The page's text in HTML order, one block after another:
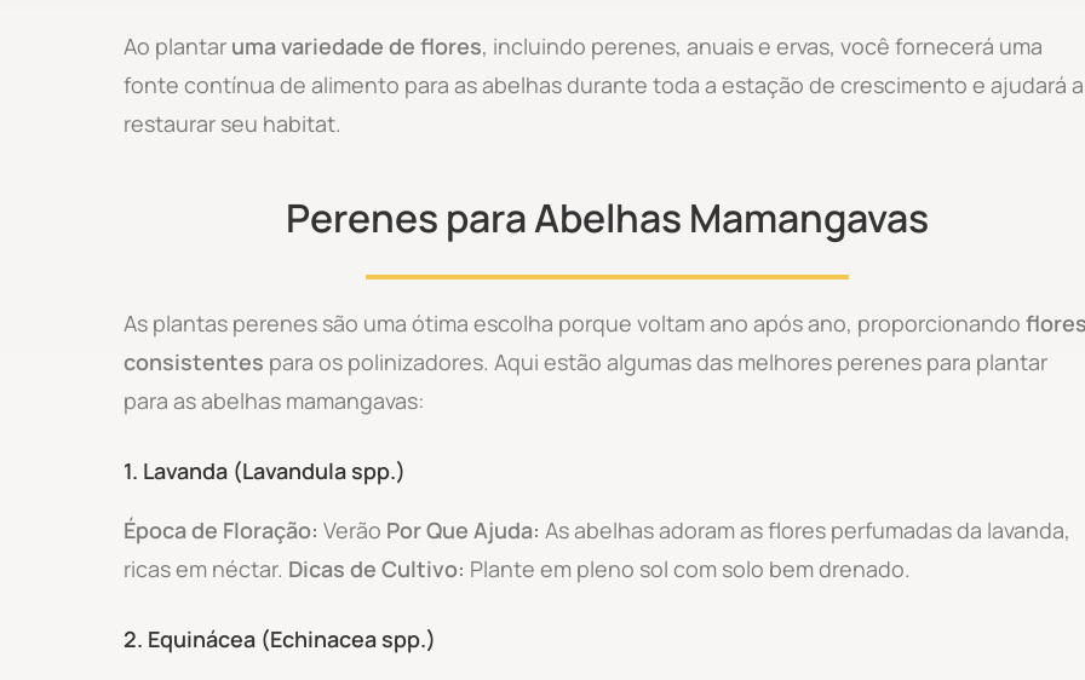
Ao plantar uma variedade de flores, incluindo perenes, anuais e ervas, você fornecerá uma
fonte contínua de alimento para as abelhas durante toda a estação de crescimento e ajudará a
restaurar seu habitat.
Perenes para Abelhas Mamangavas
As plantas perenes são uma ótima escolha porque voltam ano após ano, proporcionando
consistentes para os polinizadores. Aqui estão algumas das melhores perenes para plantar
para as abelhas mamangavas:
1. Lavanda (Lavandula spp.)
Época de Floração: Verão Por Que Ajuda: As abelhas adoram as flores perfumadas da lavanda,
ricas em néctar. Dicas de Cultivo: Plante em pleno sol com solo bem drenado.
2. Equinácea (Echinacea spp.)